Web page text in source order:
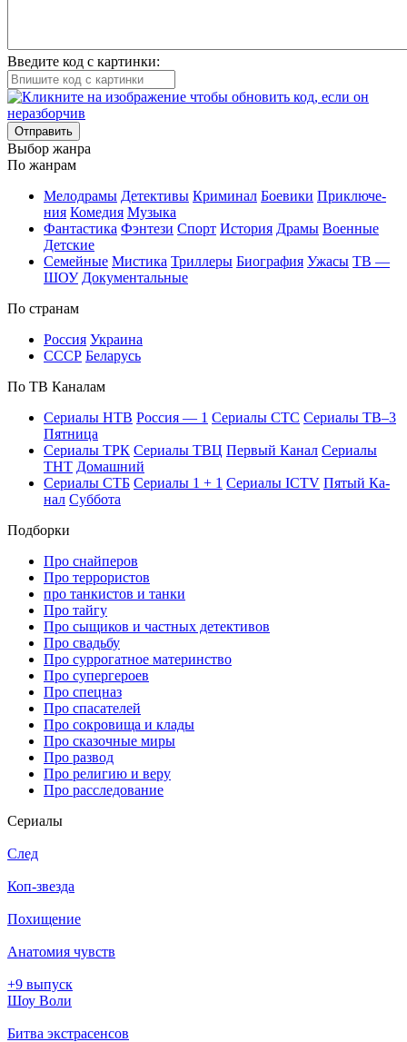
Введите код с картинки:
Отправить
Вы­бор жан­ра
По жан­рам
Ме­ло­дра­мы Де­тек­ти­вы Кри­ми­нал Бое­ви­ки При­клю­че­
ния Ко­ме­дия Му­зы­ка
Фан­та­сти­ка Фэн­те­зи Спорт Ис­то­рия Дра­мы Во­ен­ные
Дет­ские
Се­мей­ные Мис­ти­ка Трил­ле­ры Био­гра­фия Ужа­сы ТВ —
ШОУ До­ку­мен­таль­ные
По стра­нам
Рос­сия Ук­раи­на
СССР Бе­ла­русь
По ТВ Ка­на­лам
Се­риа­лы НТВ Рос­сия — 1 Се­риа­лы СТС Се­риа­лы ТВ–3
Пят­ни­ца
Се­риа­лы ТРК Се­риа­лы ТВЦ Пер­вый Ка­нал Се­риа­лы
ТНТ До­маш­ний
Се­риа­лы СТБ Се­риа­лы 1 + 1 Се­риа­лы ICTV Пя­тый Ка­
нал Суб­бо­та
Подборки
Про снайперов
Про террористов
про танкистов и танки
Про тайгу
Про сыщиков и частных детективов
Про свадьбу
Про суррогатное материнство
Про супергероев
Про спецназ
Про спасателей
Про сокровища и клады
Про сказочные миры
Про развод
Про религию и веру
Про расследование
Се­риа­лы
След
Коп-звезда
Похищение
Анатомия чувств
+9 выпуск
Шоу Воли
Битва экстрасенсов